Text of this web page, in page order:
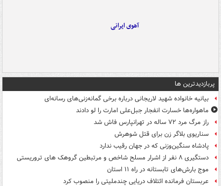
آهوی ایرانی
پربازدیدترین ها
بیانیه خانواده شهید لاریجانی درباره برخی گمانه‌زنی‌های رسانه‌ای
ماهواره‌ها خسارت انفجار جبل‌علی امارت را لو دادند
راز مرگ مرد ۷۲ ساله در تهرانپارس فاش شد
سناریوی بلاگر زن برای قتل شوهرش
پادشاه سنگین‌وزنی که در جهان رقیب ندارد
دستگیری ۸ نفر از اشرار مسلح شاخص و مرتبطین گروهک های تروریستی
موج بارش‌های تابستانه در راه ۱۱ استان
عربستان فرمانده ائتلاف دریایی چندملیتی را منصوب کرد